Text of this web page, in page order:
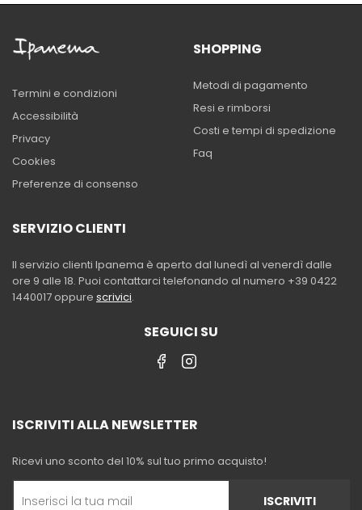
Termini e condizioni
Accessibilità
Privacy
Cookies
Preferenze di consenso
SHOPPING
Metodi di pagamento
Resi e rimborsi
Costi e tempi di spedizione
Faq
SERVIZIO CLIENTI
Il servizio clienti Ipanema è aperto dal lunedì al venerdì dalle
ore 9 alle 18. Puoi contattarci telefonando al numero +39 0422
1440017 oppure scrivici.
SEGUICI SU
ISCRIVITI ALLA NEWSLETTER
Ricevi uno sconto del 10% sul tuo primo acquisto!
ISCRIVITI